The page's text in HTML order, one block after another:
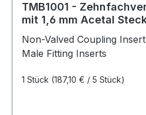
TMB1001 -
mit 1,6 mm Acetal
Non-Valved Coupling
Male Fitting Inserts
1 Stück (187,10 € / 5 Stück)